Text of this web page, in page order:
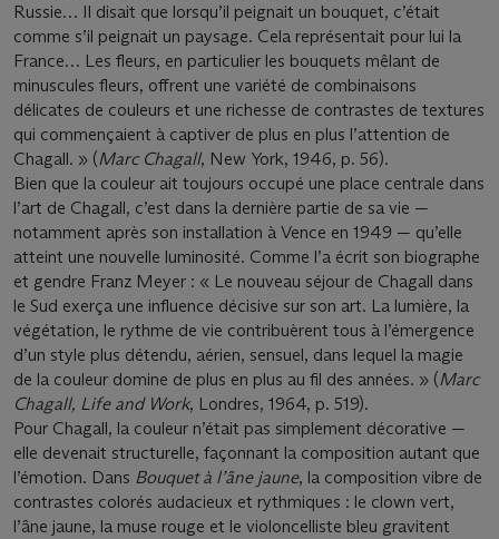
Russie… Il disait que lorsqu’il peignait un bouquet, c’était
comme s’il peignait un paysage. Cela représentait pour lui la
France… Les fleurs, en particulier les bouquets mêlant de
minuscules fleurs, offrent une variété de combinaisons
délicates de couleurs et une richesse de contrastes de textures
qui commençaient à captiver de plus en plus l’attention de
Chagall. » (Marc Chagall, New York, 1946, p. 56).
Bien que la couleur ait toujours occupé une place centrale dans
l’art de Chagall, c’est dans la dernière partie de sa vie —
notamment après son installation à Vence en 1949 — qu’elle
atteint une nouvelle luminosité. Comme l’a écrit son biographe
et gendre Franz Meyer : « Le nouveau séjour de Chagall dans
le Sud exerça une influence décisive sur son art. La lumière, la
végétation, le rythme de vie contribuèrent tous à l’émergence
d’un style plus détendu, aérien, sensuel, dans lequel la magie
de la couleur domine de plus en plus au fil des années. » (Marc
Chagall, Life and Work, Londres, 1964, p. 519).
Pour Chagall, la couleur n’était pas simplement décorative —
elle devenait structurelle, façonnant la composition autant que
l’émotion. Dans Bouquet à l’âne jaune, la composition vibre de
contrastes colorés audacieux et rythmiques : le clown vert,
l’âne jaune, la muse rouge et le violoncelliste bleu gravitent